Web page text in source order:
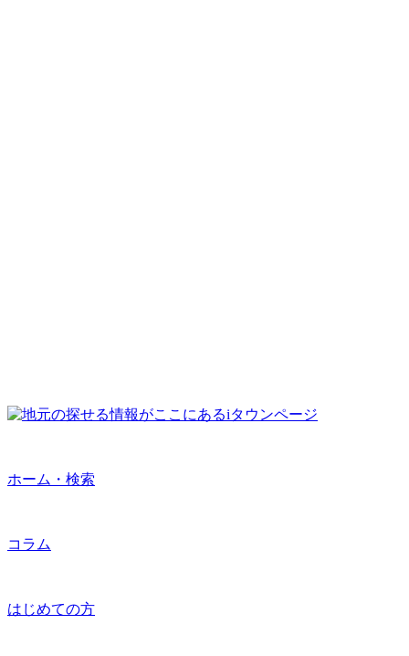
ホーム・検索
コラム
はじめての方